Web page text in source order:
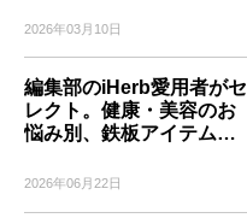
2026年03月10日
編集部のiHerb愛用者がセ
レクト。健康・美容のお
悩み別、鉄板アイテム…
2026年06月22日